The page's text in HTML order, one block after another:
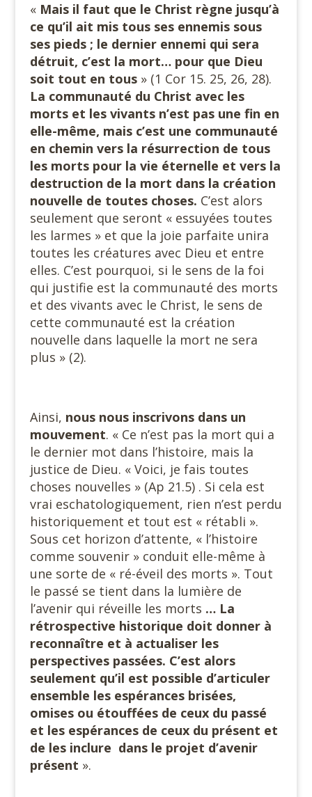
« Mais il faut que le Christ règne jusqu’à
ce qu’il ait mis tous ses ennemis sous
ses pieds ; le dernier ennemi qui sera
détruit, c’est la mort… pour que Dieu
soit tout en tous » (1 Cor 15. 25, 26, 28).
La communauté du Christ avec les
morts et les vivants n’est pas une fin en
elle-même, mais c’est une communauté
en chemin vers la résurrection de tous
les morts pour la vie éternelle et vers la
destruction de la mort dans la création
nouvelle de toutes choses. C’est alors
seulement que seront « essuyées toutes
les larmes » et que la joie parfaite unira
toutes les créatures avec Dieu et entre
elles. C’est pourquoi, si le sens de la foi
qui justifie est la communauté des morts
et des vivants avec le Christ, le sens de
cette communauté est la création
nouvelle dans laquelle la mort ne sera
plus » (2).
Ainsi, nous nous inscrivons dans un
mouvement. « Ce n’est pas la mort qui a
le dernier mot dans l’histoire, mais la
justice de Dieu. « Voici, je fais toutes
choses nouvelles » (Ap 21.5) . Si cela est
vrai eschatologiquement, rien n’est perdu
historiquement et tout est « rétabli ».
Sous cet horizon d’attente, « l’histoire
comme souvenir » conduit elle-même à
une sorte de « ré-éveil des morts ». Tout
le passé se tient dans la lumière de
l’avenir qui réveille les morts … La
rétrospective historique doit donner à
reconnaître et à actualiser les
perspectives passées. C’est alors
seulement qu’il est possible d’articuler
ensemble les espérances brisées,
omises ou étouffées de ceux du passé
et les espérances de ceux du présent et
de les inclure dans le projet d’avenir
présent ».